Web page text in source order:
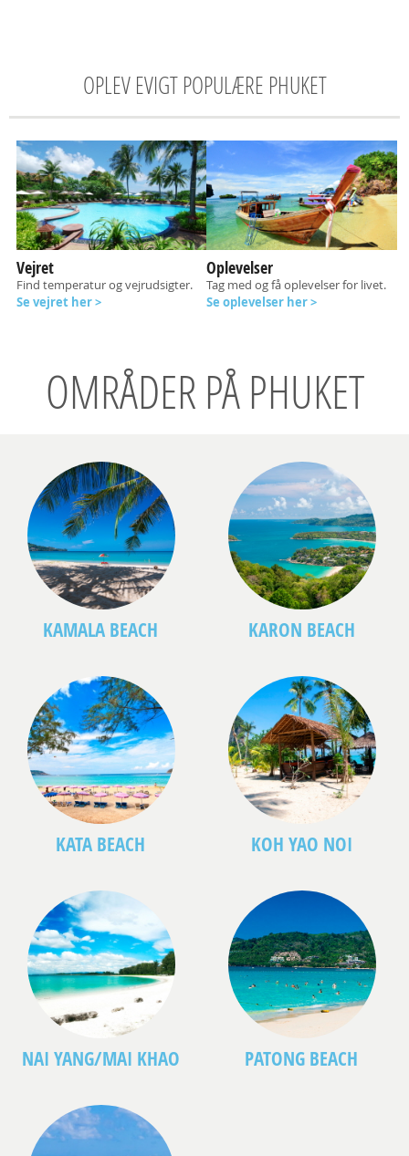
OPLEV EVIGT POPULÆRE PHUKET
Vejret
Find temperatur og vejrudsigter.
Se vejret her >
Oplevelser
Tag med og få oplevelser for livet.
Se oplevelser her >
OMRÅDER PÅ PHUKET
KAMALA BEACH KARON BEACH
KATA BEACH KOH YAO NOI
NAI YANG/MAI KHAO PATONG BEACH